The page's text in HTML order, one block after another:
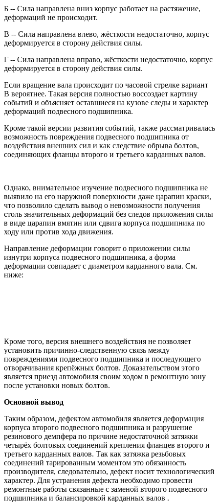
Б -- Сила направлена вниз корпус работает на растяжение,
деформаций не происходит.
В -- Сила направлена влево, жёсткости недостаточно, корпус
деформируется в сторону действия силы.
Г -- Сила направлена вправо, жёсткости недостаточно, корпус
деформируется в сторону действия силы.
Если вращение вала происходит по часовой стрелке вариант
В вероятнее. Такая версия полностью воссоздает картину
событий и объясняет оставшиеся на кузове следы и характер
деформаций подвесного подшипника.
Кроме такой версии развития событий, также рассматривалась
возможность повреждения подвесного подшипника от
воздействия внешних сил и как следствие обрыва болтов,
соединяющих фланцы второго и третьего карданных валов.
Однако, внимательное изучение подвесного подшипника не
выявило на его наружной поверхности даже царапин краски,
что позволило сделать вывод о невозможности получения
столь значительных деформаций без следов приложения силы
в виде царапин вмятин или сдвига корпуса подшипника по
ходу или против хода движения.
Направление деформации говорит о приложении силы
изнутри корпуса подвесного подшипника, а форма
деформации совпадает с диаметром карданного вала. См.
ниже:
Кроме того, версия внешнего воздействия не позволяет
установить причинно-следственную связь между
повреждениями подвесного подшипника и последующего
отворачивания крепёжных болтов. Доказательством этого
является приезд автомобиля своим ходом в ремонтную зону
после установки новых болтов.
Основной вывод
Таким образом, дефектом автомобиля является деформация
корпуса второго подвесного подшипника и разрушение
резинового демпфера по причине недостаточной затяжки
четырёх болтовых соединений крепления фланцев второго и
третьего карданных валов. Так как затяжка резьбовых
соединений тарированным моментом это обязанность
производителя, следовательно, дефект носит технологический
характер. Для устранения дефекта необходимо провести
ремонтные работы связанные с заменой второго подвесного
подшипника и балансировкой карданных валов .